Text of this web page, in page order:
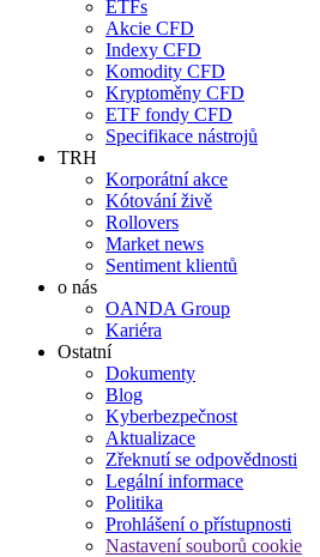
ETFs
Akcie CFD
Indexy CFD
Komodity CFD
Kryptoměny CFD
ETF fondy CFD
Specifikace nástrojů
TRH
Korporátní akce
Kótování živě
Rollovers
Market news
Sentiment klientů
o nás
OANDA Group
Kariéra
Ostatní
Dokumenty
Blog
Kyberbezpečnost
Aktualizace
Zřeknutí se odpovědnosti
Legální informace
Politika
Prohlášení o přístupnosti
Nastavení souborů cookie